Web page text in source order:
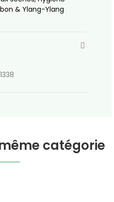
& Ylang-Ylang
catégorie